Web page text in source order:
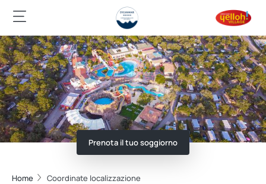
Prenota il tuo soggiorno
Home Coordinate localizzazione